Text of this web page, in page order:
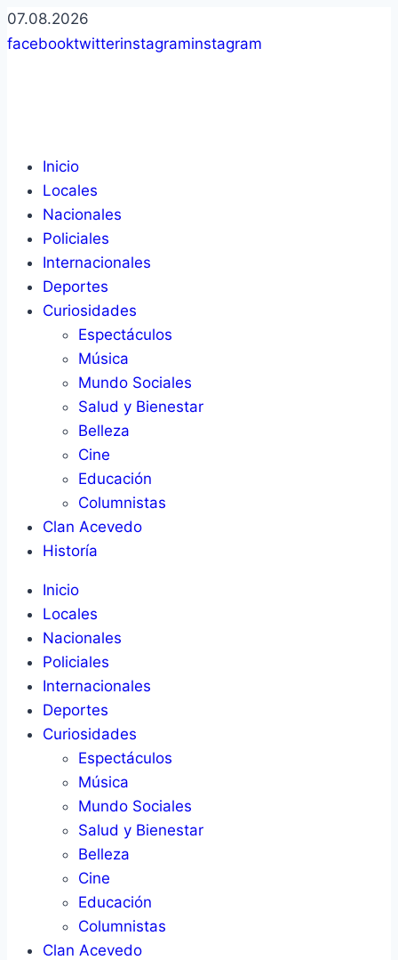
07.08.2026
facebooktwitterinstagraminstagram
Inicio
Locales
Nacionales
Policiales
Internacionales
Deportes
Curiosidades
Espectáculos
Música
Mundo Sociales
Salud y Bienestar
Belleza
Cine
Educación
Columnistas
Clan Acevedo
Historía
Inicio
Locales
Nacionales
Policiales
Internacionales
Deportes
Curiosidades
Espectáculos
Música
Mundo Sociales
Salud y Bienestar
Belleza
Cine
Educación
Columnistas
Clan Acevedo